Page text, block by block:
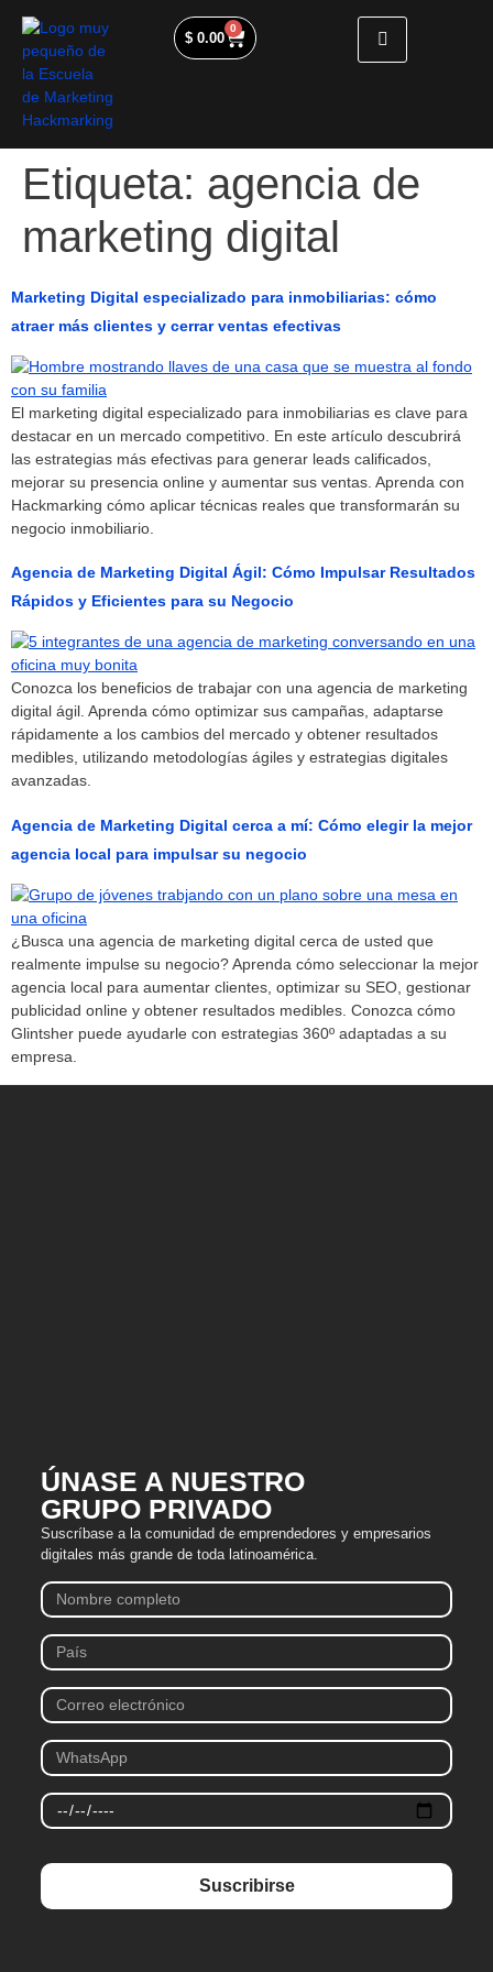
$0.00
0
Etiqueta: agencia de
marketing digital
Marketing Digital especializado para inmobiliarias: cómo
atraer más clientes y cerrar ventas efectivas
El marketing digital especializado para inmobiliarias es clave para
destacar en un mercado competitivo. En este artículo descubrirá
las estrategias más efectivas para generar leads calificados,
mejorar su presencia online y aumentar sus ventas. Aprenda con
Hackmarking cómo aplicar técnicas reales que transformarán su
negocio inmobiliario.
Agencia de Marketing Digital Ágil: Cómo Impulsar Resultados
Rápidos y Eficientes para su Negocio
Conozca los beneficios de trabajar con una agencia de marketing
digital ágil. Aprenda cómo optimizar sus campañas, adaptarse
rápidamente a los cambios del mercado y obtener resultados
medibles, utilizando metodologías ágiles y estrategias digitales
avanzadas.
Agencia de Marketing Digital cerca a mí: Cómo elegir la mejor
agencia local para impulsar su negocio
¿Busca una agencia de marketing digital cerca de usted que
realmente impulse su negocio? Aprenda cómo seleccionar la mejor
agencia local para aumentar clientes, optimizar su SEO, gestionar
publicidad online y obtener resultados medibles. Conozca cómo
Glintsher puede ayudarle con estrategias 360º adaptadas a su
empresa.
ÚNASE A NUESTRO
GRUPO PRIVADO
Suscríbase a la comunidad de emprendedores y empresarios
digitales más grande de toda latinoamérica.
Suscribirse